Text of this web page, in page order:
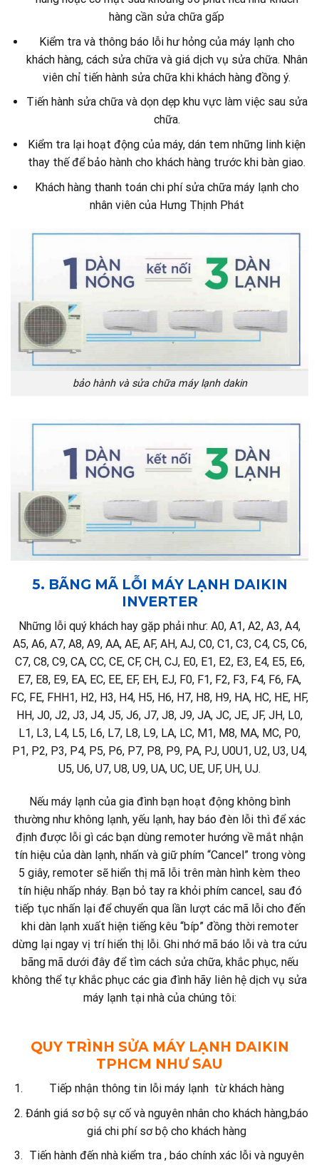
hàng cần sửa chữa gấp
Kiểm tra và thông báo lỗi hư hỏng của máy lạnh cho
khách hàng, cách sửa chữa và giá dịch vụ sửa chữa. Nhân
viên chỉ tiến hành sửa chữa khi khách hàng đồng ý.
Tiến hành sửa chữa và dọn dẹp khu vực làm việc sau sửa
chữa.
Kiểm tra lại hoạt động của máy, dán tem những linh kiện
thay thế để bảo hành cho khách hàng trước khi bàn giao.
Khách hàng thanh toán chi phí sửa chữa máy lạnh cho
nhân viên của Hưng Thịnh Phát
bảo hành và sửa chữa máy lạnh dakin
5. BÃNG MÃ LỖI MÁY LẠNH DAIKIN
INVERTER
Những lỗi quý khách hay gặp phải như: A0, A1, A2, A3, A4,
A5, A6, A7, A8, A9, AA, AE, AF, AH, AJ, C0, C1, C3, C4, C5, C6,
C7, C8, C9, CA, CC, CE, CF, CH, CJ, E0, E1, E2, E3, E4, E5, E6,
E7, E8, E9, EA, EC, EE, EF, EH, EJ, F0, F1, F2, F3, F4, F6, FA,
FC, FE, FHH1, H2, H3, H4, H5, H6, H7, H8, H9, HA, HC, HE, HF,
HH, J0, J2, J3, J4, J5, J6, J7, J8, J9, JA, JC, JE, JF, JH, L0,
L1, L3, L4, L5, L6, L7, L8, L9, LA, LC, M1, M8, MA, MC, P0,
P1, P2, P3, P4, P5, P6, P7, P8, P9, PA, PJ, U0U1, U2, U3, U4,
U5, U6, U7, U8, U9, UA, UC, UE, UF, UH, UJ.
Nếu máy lạnh của gia đình bạn hoạt động không bình
thường như không lạnh, yếu lạnh, hay báo đèn lỗi thì để xác
định được lỗi gì các bạn dùng remoter hướng về mắt nhận
tín hiệu của dàn lạnh, nhấn và giữ phím “Cancel” trong vòng
5 giây, remoter sẽ hiển thị mã lỗi trên màn hình kèm theo
tín hiệu nhấp nháy. Bạn bỏ tay ra khỏi phím cancel, sau đó
tiếp tục nhấn lại để chuyển qua lần lượt các mã lỗi cho đến
khi dàn lạnh xuất hiện tiếng kêu “bíp” đồng thời remoter
dừng lại ngay vị trí hiển thị lỗi. Ghi nhớ mã báo lỗi và tra cứu
bãng mã dưới đây để tìm cách sửa chữa, khắc phục, nếu
không thể tự khắc phục các gia đình hãy liên hệ dịch vụ sửa
máy lạnh tại nhà của chúng tôi:
QUY TRÌNH SỬA MÁY LẠNH DAIKIN
TPHCM NHƯ SAU
Tiếp nhận thông tin lỗi máy lạnh từ khách hàng
Đánh giá sơ bộ sự cố và nguyên nhân cho khách hàng,báo
giá chi phí sơ bộ cho khách hàng
Tiến hành đến nhà kiểm tra , báo chính xác lỗi và nguyên